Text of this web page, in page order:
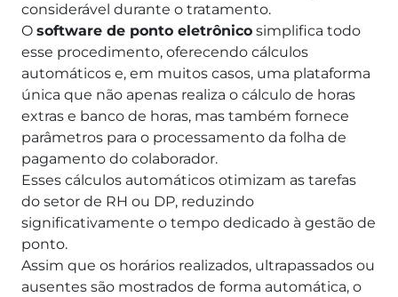
considerável durante o tratamento.
O software de ponto eletrônico simplifica todo
esse procedimento, oferecendo cálculos
automáticos e, em muitos casos, uma plataforma
única que não apenas realiza o cálculo de horas
extras e banco de horas, mas também fornece
parâmetros para o processamento da folha de
pagamento do colaborador.
Esses cálculos automáticos otimizam as tarefas
do setor de RH ou DP, reduzindo
significativamente o tempo dedicado à gestão de
ponto.
Assim que os horários realizados, ultrapassados ou
ausentes são mostrados de forma automática, o